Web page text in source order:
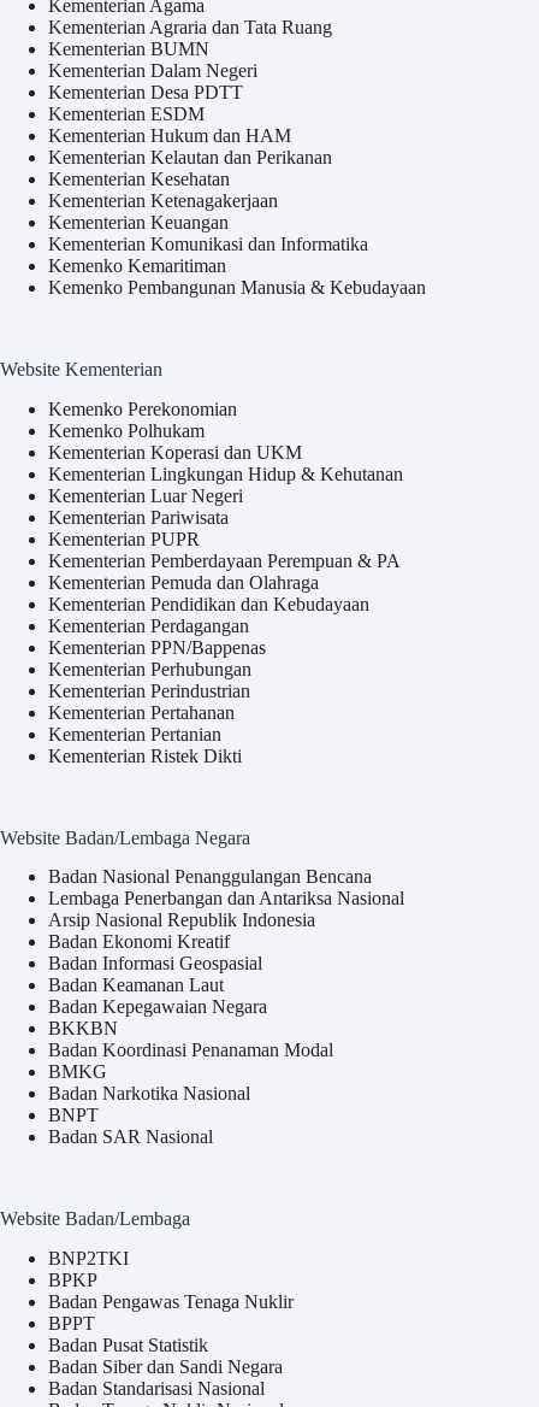
Kementerian Agama
Kementerian Agraria dan Tata Ruang
Kementerian BUMN
Kementerian Dalam Negeri
Kementerian Desa PDTT
Kementerian ESDM
Kementerian Hukum dan HAM
Kementerian Kelautan dan Perikanan
Kementerian Kesehatan
Kementerian Ketenagakerjaan
Kementerian Keuangan
Kementerian Komunikasi dan Informatika
Kemenko Kemaritiman
Kemenko Pembangunan Manusia & Kebudayaan
Website Kementerian
Kemenko Perekonomian
Kemenko Polhukam
Kementerian Koperasi dan UKM
Kementerian Lingkungan Hidup & Kehutanan
Kementerian Luar Negeri
Kementerian Pariwisata
Kementerian PUPR
Kementerian Pemberdayaan Perempuan & PA
Kementerian Pemuda dan Olahraga
Kementerian Pendidikan dan Kebudayaan
Kementerian Perdagangan
Kementerian PPN/Bappenas
Kementerian Perhubungan
Kementerian Perindustrian
Kementerian Pertahanan
Kementerian Pertanian
Kementerian Ristek Dikti
Website Badan/Lembaga Negara
Badan Nasional Penanggulangan Bencana
Lembaga Penerbangan dan Antariksa Nasional
Arsip Nasional Republik Indonesia
Badan Ekonomi Kreatif
Badan Informasi Geospasial
Badan Keamanan Laut
Badan Kepegawaian Negara
BKKBN
Badan Koordinasi Penanaman Modal
BMKG
Badan Narkotika Nasional
BNPT
Badan SAR Nasional
Website Badan/Lembaga
BNP2TKI
BPKP
Badan Pengawas Tenaga Nuklir
BPPT
Badan Pusat Statistik
Badan Siber dan Sandi Negara
Badan Standarisasi Nasional